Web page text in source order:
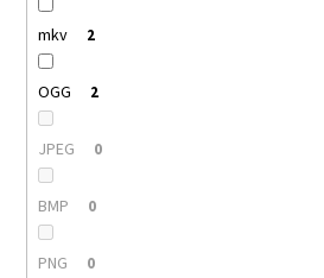
mkv 2
OGG 2
JPEG 0
BMP 0
PNG 0